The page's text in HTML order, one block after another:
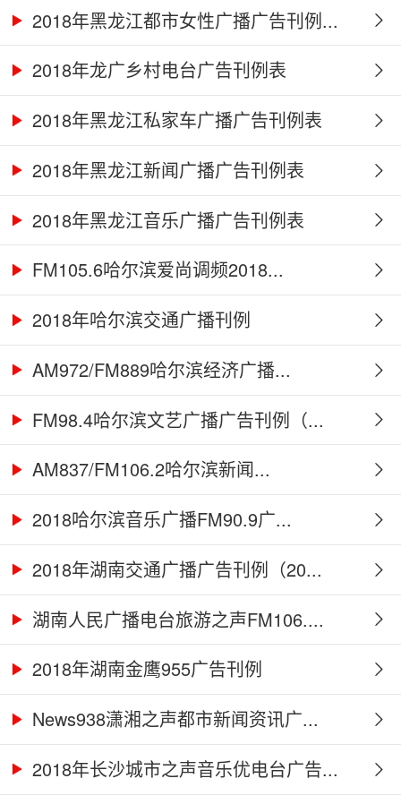
2018年黑龙江都市女性广播广告刊例...
2018年龙广乡村电台广告刊例表
2018年黑龙江私家车广播广告刊例表
2018年黑龙江新闻广播广告刊例表
2018年黑龙江音乐广播广告刊例表
FM105.6哈尔滨爱尚调频2018...
2018年哈尔滨交通广播刊例
AM972/FM889哈尔滨经济广播...
FM98.4哈尔滨文艺广播广告刊例（...
AM837/FM106.2哈尔滨新闻...
2018哈尔滨音乐广播FM90.9广...
2018年湖南交通广播广告刊例（20...
湖南人民广播电台旅游之声FM106....
2018年湖南金鹰955广告刊例
News938潇湘之声都市新闻资讯广...
2018年长沙城市之声音乐优电台广告...